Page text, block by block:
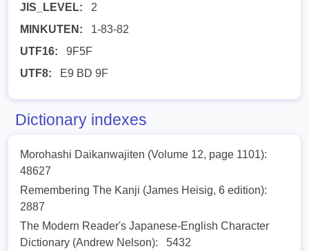
JIS_LEVEL:
2
MINKUTEN:
1-83-82
UTF16:
9F5F
UTF8:
E9 BD 9F
Dictionary indexes
Morohashi Daikanwajiten (Volume 12, page 1101):
48627
Remembering The Kanji (James Heisig, 6 edition):
2887
The Modern Reader's Japanese-English Character
Dictionary (Andrew Nelson):
5432